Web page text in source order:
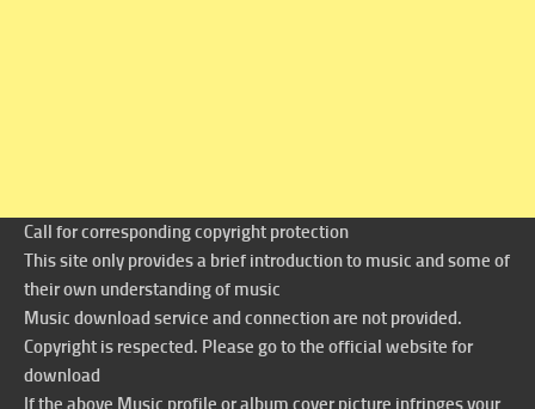
Call for corresponding copyright protection
This site only provides a brief introduction to music and some of
their own understanding of music
Music download service and connection are not provided.
Copyright is respected. Please go to the official website for
download
If the above Music profile or album cover picture infringes your